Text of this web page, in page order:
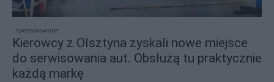
sponsorowane
Kierowcy z Olsztyna zyskali nowe miejsce
do serwisowania aut. Obsłużą tu praktycznie
każdą markę